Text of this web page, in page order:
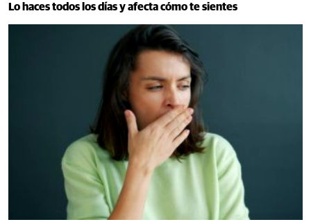
Lo haces todos los días y afecta cómo te sientes